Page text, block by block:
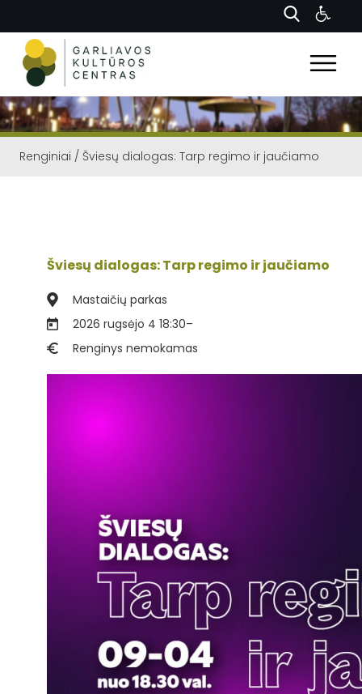
Renginiai / Šviesų dialogas: Tarp regimo ir jaučiamo
Šviesų dialogas: Tarp regimo ir jaučiamo
Mastaičių parkas
2026 rugsėjo 4 18:30–
Renginys nemokamas